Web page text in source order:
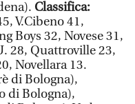
Classifica:
V.Cibeno 41,
Boys 32, Novese 31,
28, Quattroville 23,
Novellara 13.
di Bologna),
di Bologna),